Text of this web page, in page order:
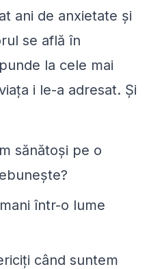
ani de anxietate și
se află în
la cele mai
i le-a adresat. Și
sănătoși pe o
într-o lume
când suntem